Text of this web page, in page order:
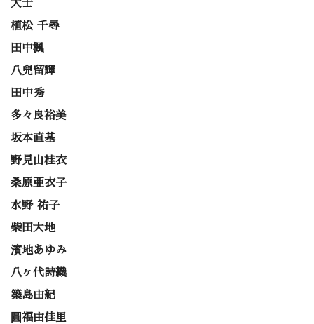
大士
植松 千尋
田中楓
八兒留輝
田中秀
多々良裕美
坂本直基
野見山桂衣
桑原亜衣子
水野 祐子
柴田大地
濱地あゆみ
八ヶ代詩織
築島由紀
圓福由佳里